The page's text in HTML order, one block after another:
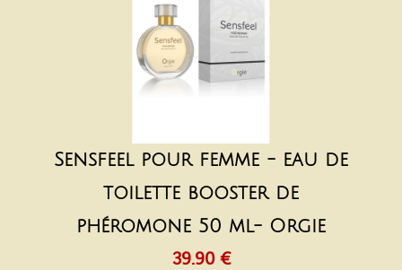
Sensfeel pour femme - eau de
toilette booster de
phéromone 50 ml- Orgie
39.90 €